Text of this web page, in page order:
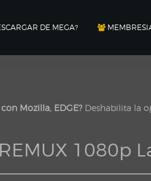
DE MEGA?
Mozilla, EDGE? Deshabilita la
1080p